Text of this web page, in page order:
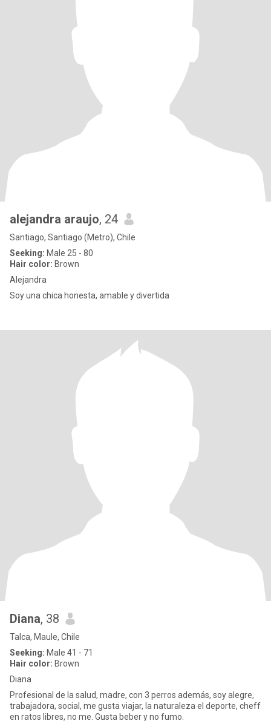
alejandra araujo, 24
Santiago, Santiago (Metro), Chile
Seeking: Male 25 - 80
Hair color: Brown
Alejandra
Soy una chica honesta, amable y divertida
Diana, 38
Talca, Maule, Chile
Seeking: Male 41 - 71
Hair color: Brown
Diana
Profesional de la salud, madre, con 3 perros además, soy alegre,
trabajadora, social, me gusta viajar, la naturaleza el deporte, cheff
en ratos libres, no me. Gusta beber y no fumo.